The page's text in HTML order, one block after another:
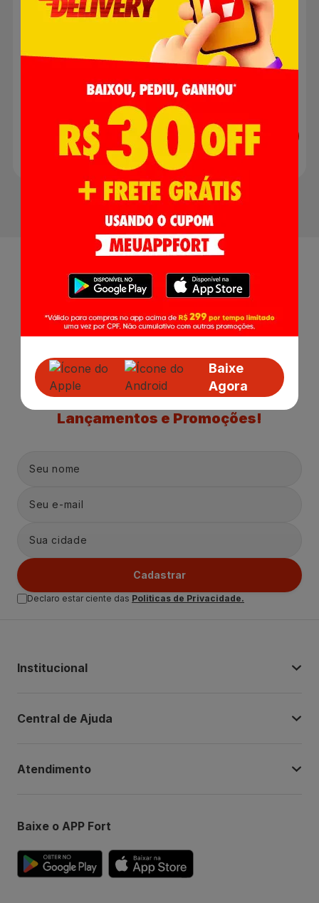
Adicionar
R$ 11,35
Adicionar
Baixe
Agora
Receba nossasNovidades,
Lançamentos e Promoções!
Cadastrar
Declaro estar ciente das Politicas de Privacidade.
Institucional
Central de Ajuda
Atendimento
Baixe o APP Fort